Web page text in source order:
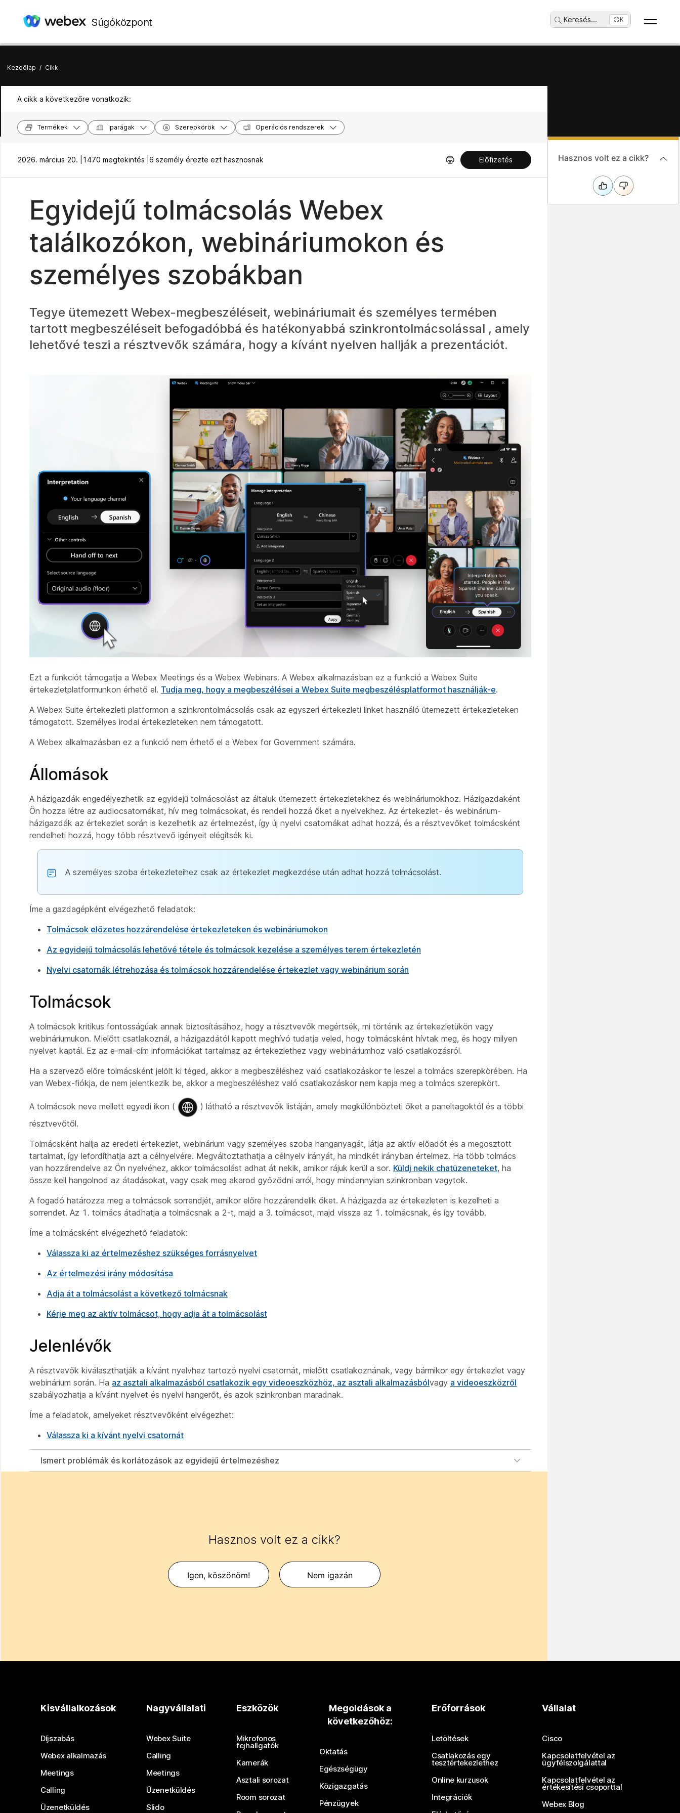
Súgóközpont Keresés... ⌘K
Kezdőlap / Cikk
A cikk a következőre vonatkozik:
Termékek Iparágak Szerepkörök Operációs rendszerek
2026. március 20. | 1470 megtekintés | 6 személy érezte ezt hasznosnak Előfizetés
Egyidejű tolmácsolás Webex
találkozókon, webináriumokon és
személyes szobákban
Tegye ütemezett Webex-megbeszéléseit, webináriumait és személyes termében
tartott megbeszéléseit befogadóbbá és hatékonyabbá szinkrontolmácsolással , amely
lehetővé teszi a résztvevők számára, hogy a kívánt nyelven hallják a prezentációt.
Ezt a funkciót támogatja a Webex Meetings és a Webex Webinars. A Webex alkalmazásban ez a funkció a Webex Suite
értekezletplatformunkon érhető el. Tudja meg, hogy a megbeszélései a Webex Suite megbeszélésplatformot használják-e.
A Webex Suite értekezleti platformon a szinkrontolmácsolás csak az egyszeri értekezleti linket használó ütemezett értekezleteken
támogatott. Személyes irodai értekezleteken nem támogatott.
A Webex alkalmazásban ez a funkció nem érhető el a Webex for Government számára.
Állomások
A házigazdák engedélyezhetik az egyidejű tolmácsolást az általuk ütemezett értekezletekhez és webináriumokhoz. Házigazdaként
Ön hozza létre az audiocsatornákat, hív meg tolmácsokat, és rendeli hozzá őket a nyelvekhez. Az értekezlet- és webinárium-
házigazdák az értekezlet során is kezelhetik az értelmezést, így új nyelvi csatornákat adhat hozzá, és a résztvevőket tolmácsként
rendelheti hozzá, hogy több résztvevő igényeit elégítsék ki.
A személyes szoba értekezleteihez csak az értekezlet megkezdése után adhat hozzá tolmácsolást.
Íme a gazdagépként elvégezhető feladatok:
Tolmácsok előzetes hozzárendelése értekezleteken és webináriumokon
Az egyidejű tolmácsolás lehetővé tétele és tolmácsok kezelése a személyes terem értekezletén
Nyelvi csatornák létrehozása és tolmácsok hozzárendelése értekezlet vagy webinárium során
Tolmácsok
A tolmácsok kritikus fontosságúak annak biztosításához, hogy a résztvevők megértsék, mi történik az értekezletükön vagy
webináriumukon. Mielőtt csatlakoznál, a házigazdától kapott meghívó tudatja veled, hogy tolmácsként hívtak meg, és hogy milyen
nyelvet kaptál. Ez az e-mail-cím információkat tartalmaz az értekezlethez vagy webináriumhoz való csatlakozásról.
Ha a szervező előre tolmácsként jelölt ki téged, akkor a megbeszéléshez való csatlakozáskor te leszel a tolmács szerepkörében. Ha
van Webex-fiókja, de nem jelentkezik be, akkor a megbeszéléshez való csatlakozáskor nem kapja meg a tolmács szerepkört.
A tolmácsok neve mellett egyedi ikon (
) látható a résztvevők listáján, amely megkülönbözteti őket a paneltagoktól és a többi
résztvevőtől.
Tolmácsként hallja az eredeti értekezlet, webinárium vagy személyes szoba hanganyagát, látja az aktív előadót és a megosztott
tartalmat, így lefordíthatja azt a célnyelvére. Megváltoztathatja a célnyelv irányát, ha mindkét irányban értelmez. Ha több tolmács
van hozzárendelve az Ön nyelvéhez, akkor tolmácsolást adhat át nekik, amikor rájuk kerül a sor. Küldj nekik chatüzeneteket, ha
össze kell hangolnod az átadásokat, vagy csak meg akarod győződni arról, hogy mindannyian szinkronban vagytok.
A fogadó határozza meg a tolmácsok sorrendjét, amikor előre hozzárendelik őket. A házigazda az értekezleten is kezelheti a
sorrendet. Az 1. tolmács átadhatja a tolmácsnak a 2-t, majd a 3. tolmácsot, majd vissza az 1. tolmácsnak, és így tovább.
Íme a tolmácsként elvégezhető feladatok:
Válassza ki az értelmezéshez szükséges forrásnyelvet
Az értelmezési irány módosítása
Adja át a tolmácsolást a következő tolmácsnak
Kérje meg az aktív tolmácsot, hogy adja át a tolmácsolást
Jelenlévők
A résztvevők kiválaszthatják a kívánt nyelvhez tartozó nyelvi csatornát, mielőtt csatlakoznának, vagy bármikor egy értekezlet vagy
webinárium során. Ha az asztali alkalmazásból csatlakozik egy videoeszközhöz, az asztali alkalmazásbólvagy a videoeszközről
szabályozhatja a kívánt nyelvet és nyelvi hangerőt, és azok szinkronban maradnak.
Íme a feladatok, amelyeket résztvevőként elvégezhet:
Válassza ki a kívánt nyelvi csatornát
Ismert problémák és korlátozások az egyidejű értelmezéshez
Hasznos volt ez a cikk?
Igen, köszönöm! Nem igazán
Hasznos volt ez a cikk?
Kisvállalkozások
Díjszabás
Webex alkalmazás
Meetings
Calling
Üzenetküldés
Nagyvállalati
Webex Suite
Calling
Meetings
Üzenetküldés
Slido
Eszközök
Mikrofonos
fejhallgatók
Kamerák
Asztali sorozat
Room sorozat
Megoldások a
következőhöz:
Oktatás
Egészségügy
Közigazgatás
Pénzügyek
Erőforrások
Letöltések
Csatlakozás egy
tesztértekezlethez
Online kurzusok
Integrációk
Vállalat
Cisco
Kapcsolatfelvétel az
ügyfélszolgálattal
Kapcsolatfelvétel az
értékesítési csoporttal
Webex Blog